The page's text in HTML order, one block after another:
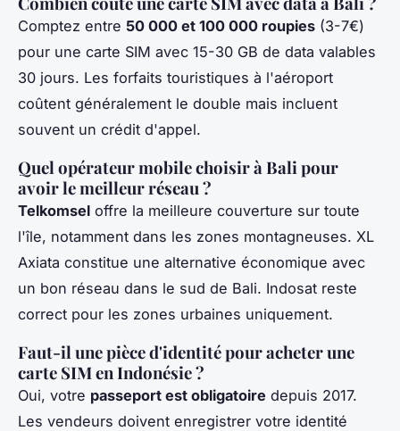
Comptez entre 50 000 et 100 000 roupies (3-7€)
pour une carte SIM avec 15-30 GB de data valables
30 jours. Les forfaits touristiques à l'aéroport
coûtent généralement le double mais incluent
souvent un crédit d'appel.
Quel opérateur mobile choisir à Bali pour
avoir le meilleur réseau ?
Telkomsel offre la meilleure couverture sur toute
l'île, notamment dans les zones montagneuses. XL
Axiata constitue une alternative économique avec
un bon réseau dans le sud de Bali. Indosat reste
correct pour les zones urbaines uniquement.
Faut-il une pièce d'identité pour acheter une
carte SIM en Indonésie ?
Oui, votre passeport est obligatoire depuis 2017.
Les vendeurs doivent enregistrer votre identité